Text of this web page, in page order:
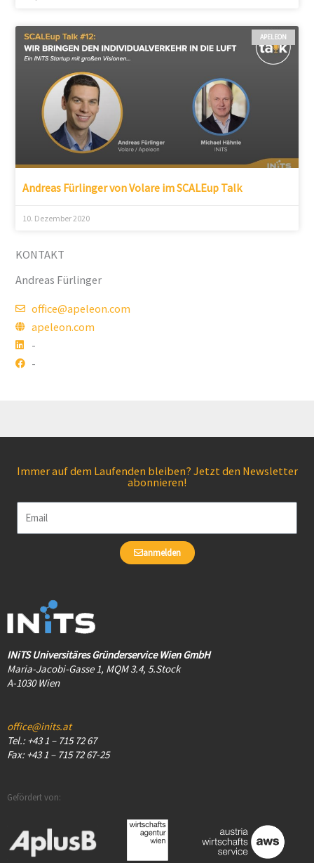
APELEON
Andreas Fürlinger von Volare im SCALEup Talk
10. Dezember 2020
KONTAKT
Andreas Fürlinger
office@apeleon.com
apeleon.com
-
-
Immer auf dem Laufenden bleiben? Jetzt den Newsletter
abonnieren!
Email
anmelden
INiTS Universitäres Gründerservice Wien GmbH
Maria-Jacobi-Gasse 1, MQM 3.4, 5.Stock
A-1030 Wien
office@inits.at
Tel.: +43 1 – 715 72 67
Fax: +43 1 – 715 72 67-25
Gefördert von: